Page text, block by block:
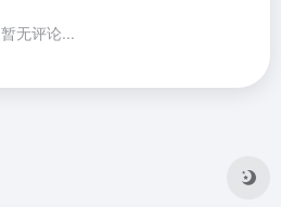
暂无评论...